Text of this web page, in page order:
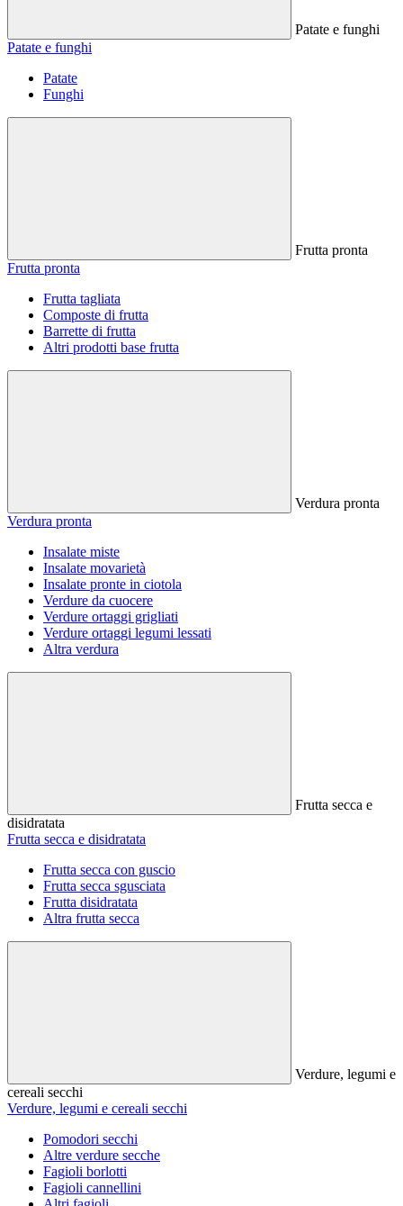
Patate e funghi
Patate e funghi
Patate
Funghi
Frutta pronta
Frutta pronta
Frutta tagliata
Composte di frutta
Barrette di frutta
Altri prodotti base frutta
Verdura pronta
Verdura pronta
Insalate miste
Insalate movarietà
Insalate pronte in ciotola
Verdure da cuocere
Verdure ortaggi grigliati
Verdure ortaggi legumi lessati
Altra verdura
Frutta secca e
disidratata
Frutta secca e disidratata
Frutta secca con guscio
Frutta secca sgusciata
Frutta disidratata
Altra frutta secca
Verdure, legumi e
cereali secchi
Verdure, legumi e cereali secchi
Pomodori secchi
Altre verdure secche
Fagioli borlotti
Fagioli cannellini